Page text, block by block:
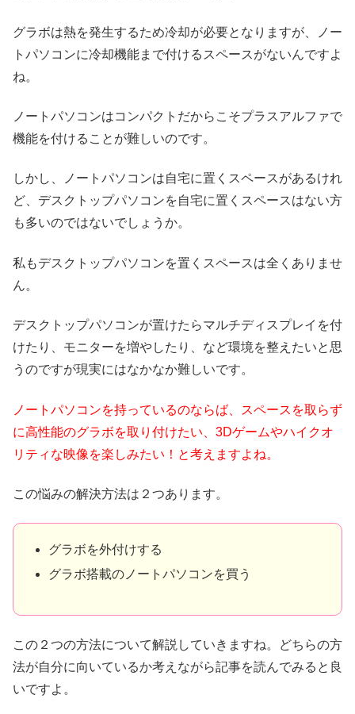
グラボは熱を発生するため冷却が必要となりますが、ノー
トパソコンに冷却機能まで付けるスペースがないんですよ
ね。
ノートパソコンはコンパクトだからこそプラスアルファで
機能を付けることが難しいのです。
しかし、ノートパソコンは自宅に置くスペースがあるけれ
ど、デスクトップパソコンを自宅に置くスペースはない方
も多いのではないでしょうか。
私もデスクトップパソコンを置くスペースは全くありませ
ん。
デスクトップパソコンが置けたらマルチディスプレイを付
けたり、モニターを増やしたり、など環境を整えたいと思
うのですが現実にはなかなか難しいです。
ノートパソコンを持っているのならば、
スペースを取らず
に高性能のグラボを取り付けたい、 3Dゲームやハイクオ
リティな映像を楽しみたい！と考えますよね。
この悩みの解決方法は２つあります。
グラボを外付けする
グラボ搭載のノートパソコンを買う
この２つの方法について解説していきますね。どちらの方
法が自分に向いているか考えながら記事を読んでみると良
いですよ。